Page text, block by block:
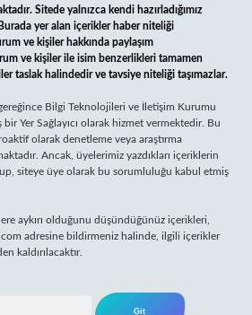
Sitede yalnızca kendi hazırladığımız
yer alan içerikler haber niteliği
ve kişiler hakkında paylaşım
ve kişiler ile isim benzerlikleri tamamen
taslak halindedir ve tavsiye niteliği taşımazlar.
Bilgi Teknolojileri ve İletişim Kurumu
bir Yer Sağlayıcı olarak hizmet vermektedir. Bu
olarak denetleme veya araştırma
Ancak, üyelerimiz yazdıkları içeriklerin
siteye üye olarak bu sorumluluğu kabul etmiş
aykırı olduğunu düşündüğünüz içerikleri,
adresine bildirmeniz halinde, ilgili içerikler
kaldırılacaktır.